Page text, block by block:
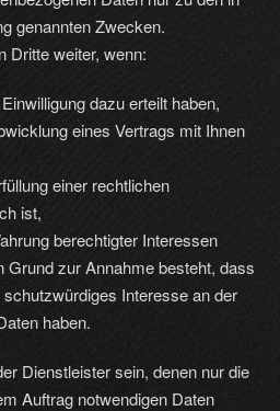
genannten Zwecken.
Dritte weiter, wenn:
dazu erteilt haben,
eines Vertrags mit Ihnen
einer rechtlichen
ist,
berechtigter Interessen
Grund zur Annahme besteht, dass
Interesse an der
haben.
Dienstleister sein, denen nur die
Auftrag notwendigen Daten